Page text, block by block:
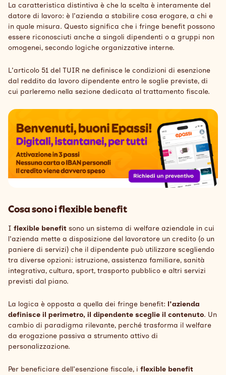
La caratteristica distintiva è che la scelta è interamente del
datore di lavoro: è l'azienda a stabilire cosa erogare, a chi e
in quale misura. Questo significa che i fringe benefit possono
essere riconosciuti anche a singoli dipendenti o a gruppi non
omogenei, secondo logiche organizzative interne.
L'articolo 51 del TUIR ne definisce le condizioni di esenzione
dal reddito da lavoro dipendente entro le soglie previste, di
cui parleremo nella sezione dedicata al trattamento fiscale.
Cosa sono i flexible benefit
I flexible benefit sono un sistema di welfare aziendale in cui
l'azienda mette a disposizione del lavoratore un credito (o un
paniere di servizi) che il dipendente può utilizzare scegliendo
tra diverse opzioni: istruzione, assistenza familiare, sanità
integrativa, cultura, sport, trasporto pubblico e altri servizi
previsti dal piano.
La logica è opposta a quella dei fringe benefit: l'azienda
definisce il perimetro, il dipendente sceglie il contenuto. Un
cambio di paradigma rilevante, perché trasforma il welfare
da erogazione passiva a strumento attivo di
personalizzazione.
Per beneficiare dell'esenzione fiscale, i flexible benefit